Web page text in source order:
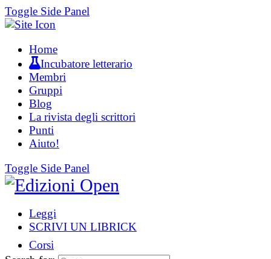
Toggle Side Panel
Home
Incubatore letterario
Membri
Gruppi
Blog
La rivista degli scrittori
Punti
Aiuto!
Toggle Side Panel
Leggi
SCRIVI UN LIBRICK
Corsi